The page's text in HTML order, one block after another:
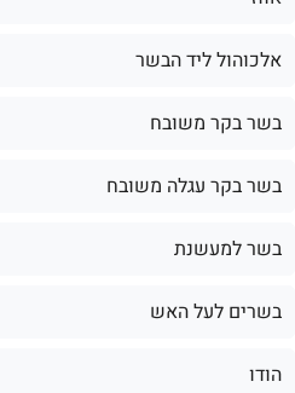
אלכוהול ליד הבשר
בשר בקר משובח
בשר בקר עגלה משובח
בשר למעשנת
בשרים לעל האש
הודו